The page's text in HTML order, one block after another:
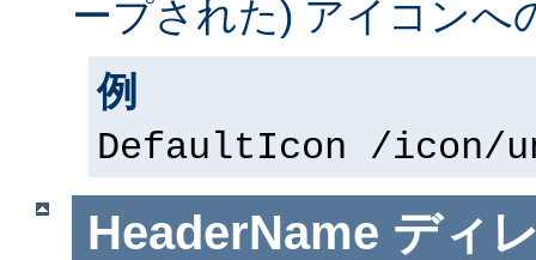
ープされた) アイコンへ
例
DefaultIcon /icon/
HeaderName ディ